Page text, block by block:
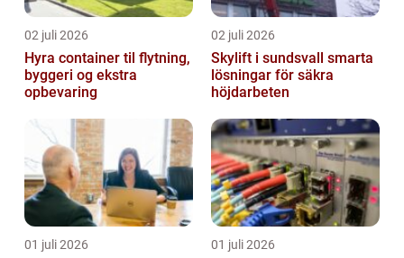
02 juli 2026
Hyra container til flytning,
byggeri og ekstra
opbevaring
02 juli 2026
Skylift i sundsvall smarta
lösningar för säkra
höjdarbeten
01 juli 2026 01 juli 2026